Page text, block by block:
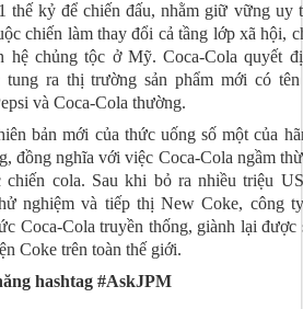
thế kỷ để chiến đấu, nhằm giữ vững uy
chiến làm thay đổi cả tầng lớp xã hội,
hệ chủng tộc ở Mỹ. Coca-Cola quyết
ra thị trường sản phẩm mới có
và Coca-Cola thường.
bản mới của thức uống số một của
đồng nghĩa với việc Coca-Cola ngầm
chiến cola. Sau khi bỏ ra nhiều triệu
nghiệm và tiếp thị New Coke, công
Coca-Cola truyền thống, giành lại được
Coke trên toàn thế giới.
hashtag #AskJPM